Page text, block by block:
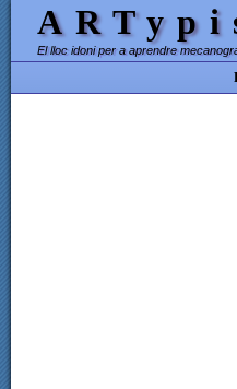
El lloc idoni per a aprendre